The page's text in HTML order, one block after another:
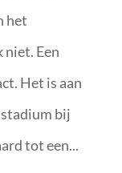
het
Een
Het is aan
bij
tot een...